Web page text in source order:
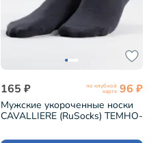
165 ₽ по клубной
карте 96 ₽
Мужские укороченные носки
CAVALLIERE (RuSocks) ТЕМНО-